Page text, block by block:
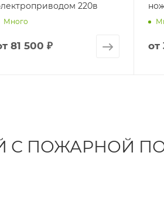
220в
Много
81 500 ₽ от
С ПОЖАРНОЙ